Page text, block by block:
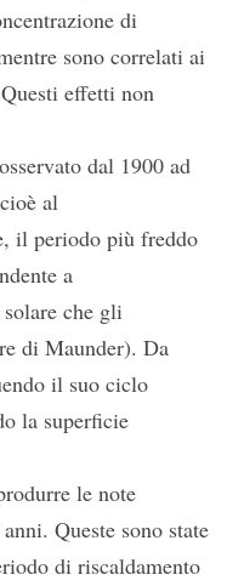
di
sono correlati ai
effetti non
dal 1900 ad
al
il periodo più freddo
a
che gli
di Maunder). Da
il suo ciclo
la superficie
le note
Queste sono state
di riscaldamento